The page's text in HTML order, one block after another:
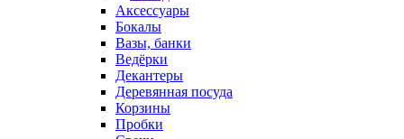
Аксессуары
Бокалы
Вазы, банки
Ведёрки
Декантеры
Деревянная посуда
Корзины
Пробки